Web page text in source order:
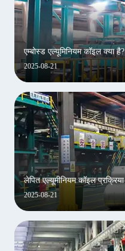
2025-08-21
एम्बोस्ड एल्यूमिनियम कॉइल क्या है?
2025-08-21
लेपित एल्यूमीनियम कॉइल प्रक्रिया